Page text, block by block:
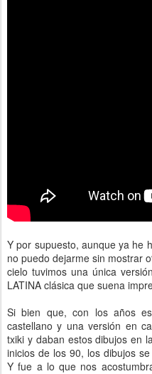
Y por supuesto, aunque ya he
no puedo dejarme sin mostrar
cielo tuvimos una única
LATINA clásica que suena
Si bien que, con los años
castellano y una versión en
txiki y daban estos dibujos en
inicios de los 90, los dibujos
Y fue a lo que nos